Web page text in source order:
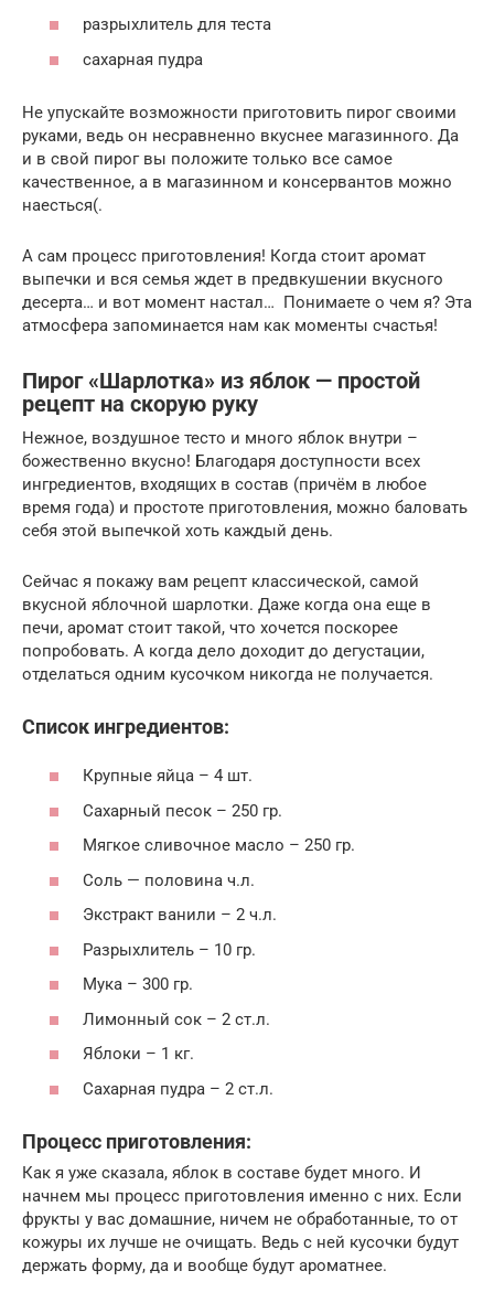
разрыхлитель для теста
сахарная пудра
Не упускайте возможности приготовить пирог своими
руками, ведь он несравненно вкуснее магазинного. Да
и в свой пирог вы положите только все самое
качественное, а в магазинном и консервантов можно
наесться(.
А сам процесс приготовления! Когда стоит аромат
выпечки и вся семья ждет в предвкушении вкусного
десерта… и вот момент настал… Понимаете о чем я? Эта
атмосфера запоминается нам как моменты счастья!
Пирог «Шарлотка» из яблок — простой
рецепт на скорую руку
Нежное, воздушное тесто и много яблок внутри –
божественно вкусно! Благодаря доступности всех
ингредиентов, входящих в состав (причём в любое
время года) и простоте приготовления, можно баловать
себя этой выпечкой хоть каждый день.
Сейчас я покажу вам рецепт классической, самой
вкусной яблочной шарлотки. Даже когда она еще в
печи, аромат стоит такой, что хочется поскорее
попробовать. А когда дело доходит до дегустации,
отделаться одним кусочком никогда не получается.
Список ингредиентов:
Крупные яйца – 4 шт.
Сахарный песок – 250 гр.
Мягкое сливочное масло – 250 гр.
Соль — половина ч.л.
Экстракт ванили – 2 ч.л.
Разрыхлитель – 10 гр.
Мука – 300 гр.
Лимонный сок – 2 ст.л.
Яблоки – 1 кг.
Сахарная пудра – 2 ст.л.
Процесс приготовления:
Как я уже сказала, яблок в составе будет много. И
начнем мы процесс приготовления именно с них. Если
фрукты у вас домашние, ничем не обработанные, то от
кожуры их лучше не очищать. Ведь с ней кусочки будут
держать форму, да и вообще будут ароматнее.